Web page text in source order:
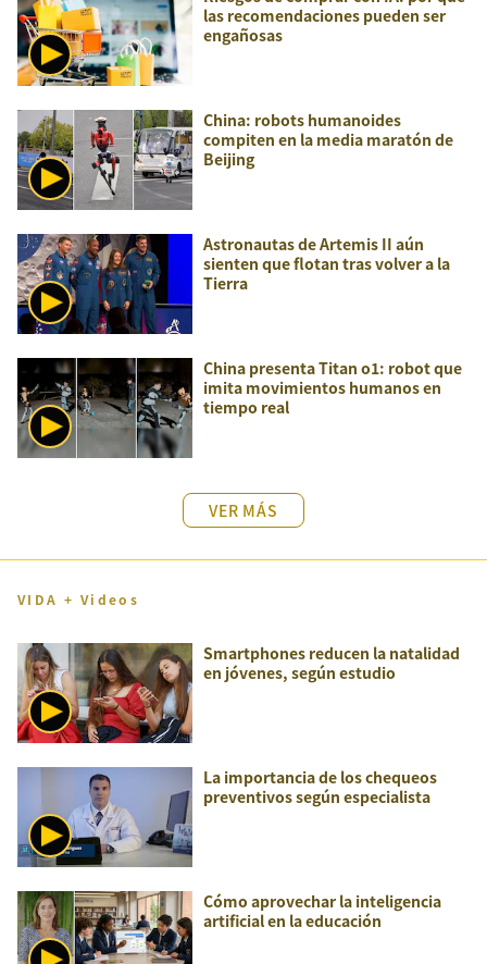
las recomendaciones pueden ser
engañosas
China: robots humanoides
compiten en la media maratón de
Beijing
Astronautas de Artemis II aún
sienten que flotan tras volver a la
Tierra
China presenta Titan o1: robot que
imita movimientos humanos en
tiempo real
VER MÁS
VIDA + Videos
Smartphones reducen la natalidad
en jóvenes, según estudio
La importancia de los chequeos
preventivos según especialista
Cómo aprovechar la inteligencia
artificial en la educación